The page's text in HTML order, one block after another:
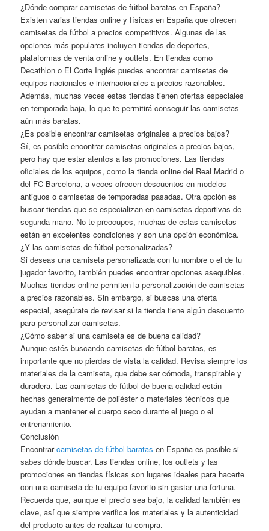
¿Dónde comprar camisetas de fútbol baratas en España?
Existen varias tiendas online y físicas en España que ofrecen
camisetas de fútbol a precios competitivos. Algunas de las
opciones más populares incluyen tiendas de deportes,
plataformas de venta online y outlets. En tiendas como
Decathlon o El Corte Inglés puedes encontrar camisetas de
equipos nacionales e internacionales a precios razonables.
Además, muchas veces estas tiendas tienen ofertas especiales
en temporada baja, lo que te permitirá conseguir las camisetas
aún más baratas.
¿Es posible encontrar camisetas originales a precios bajos?
Sí, es posible encontrar camisetas originales a precios bajos,
pero hay que estar atentos a las promociones. Las tiendas
oficiales de los equipos, como la tienda online del Real Madrid o
del FC Barcelona, a veces ofrecen descuentos en modelos
antiguos o camisetas de temporadas pasadas. Otra opción es
buscar tiendas que se especializan en camisetas deportivas de
segunda mano. No te preocupes, muchas de estas camisetas
están en excelentes condiciones y son una opción económica.
¿Y las camisetas de fútbol personalizadas?
Si deseas una camiseta personalizada con tu nombre o el de tu
jugador favorito, también puedes encontrar opciones asequibles.
Muchas tiendas online permiten la personalización de camisetas
a precios razonables. Sin embargo, si buscas una oferta
especial, asegúrate de revisar si la tienda tiene algún descuento
para personalizar camisetas.
¿Cómo saber si una camiseta es de buena calidad?
Aunque estés buscando camisetas de fútbol baratas, es
importante que no pierdas de vista la calidad. Revisa siempre los
materiales de la camiseta, que debe ser cómoda, transpirable y
duradera. Las camisetas de fútbol de buena calidad están
hechas generalmente de poliéster o materiales técnicos que
ayudan a mantener el cuerpo seco durante el juego o el
entrenamiento.
Conclusión
Encontrarcamisetas de fútbol baratas en España es posible si
sabes dónde buscar. Las tiendas online, los outlets y las
promociones en tiendas físicas son lugares ideales para hacerte
con una camiseta de tu equipo favorito sin gastar una fortuna.
Recuerda que, aunque el precio sea bajo, la calidad también es
clave, así que siempre verifica los materiales y la autenticidad
del producto antes de realizar tu compra.